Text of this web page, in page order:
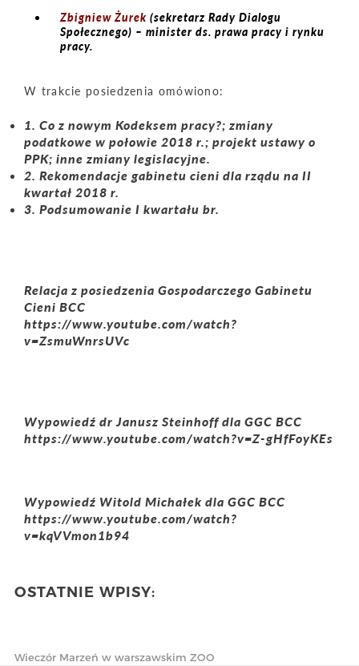
OSTATNIE WPISY:
Wieczór Marzeń w warszawskim ZOO
Zbigniew Żurek (sekretarz Rady Dialogu
Społecznego) – minister ds. prawa pracy i rynku
pracy.
W trakcie posiedzenia omówiono:
1. Co z nowym Kodeksem pracy?; zmiany
podatkowe w połowie 2018 r.; projekt ustawy o
PPK; inne zmiany legislacyjne.
2. Rekomendacje gabinetu cieni dla rządu na II
kwartał 2018 r.
3. Podsumowanie I kwartału br.
Relacja z posiedzenia Gospodarczego Gabinetu
Cieni BCC
https://www.youtube.com/watch?
v=ZsmuWnrsUVc
Wypowiedź dr Janusz Steinhoff dla GGC BCC
https://www.youtube.com/watch?v=Z-gHfFoyKEs
Wypowiedź Witold Michałek dla GGC BCC
https://www.youtube.com/watch?
v=kqVVmon1b94